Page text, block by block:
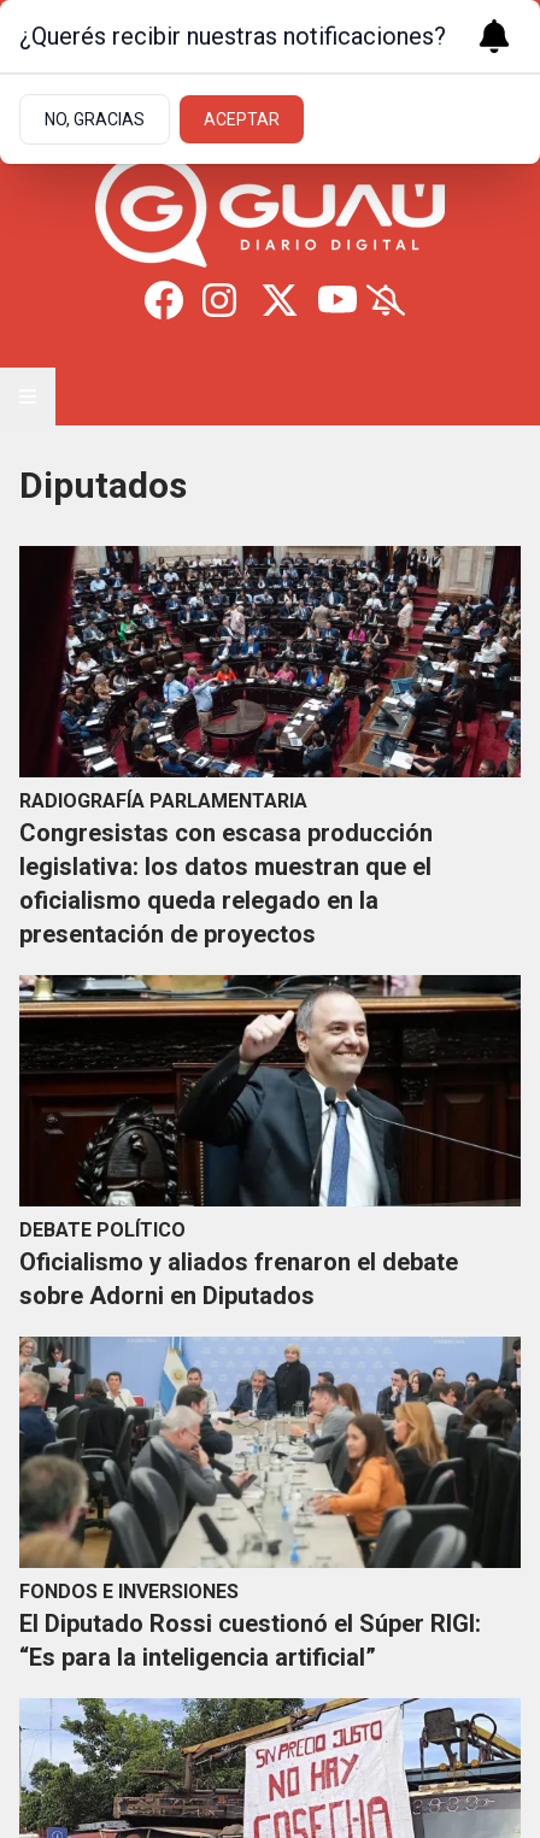
14.4ºc | Formosa
Diputados
RADIOGRAFÍA PARLAMENTARIA
Congresistas con escasa producción
legislativa: los datos muestran que el
oficialismo queda relegado en la
presentación de proyectos
DEBATE POLÍTICO
Oficialismo y aliados frenaron el debate
sobre Adorni en Diputados
FONDOS E INVERSIONES
El Diputado Rossi cuestionó el Súper RIGI:
“Es para la inteligencia artificial”
¿Querés recibir nuestras notificaciones?
NO, GRACIAS ACEPTAR